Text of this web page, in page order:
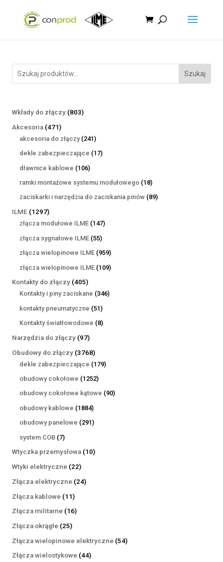
Szukaj
Wkłady do złączy 803803
Akcesoria 471471
produktów
akcesoria do złączy 241241
produktów
dekle zabezpieczające 1717
dławnice kablowe 106106
produktów
ramki montażowe systemu modułowego 1818
produktów
zaciskarki i narzędzia do zaciskania pinów 8989
ILME 12971297
produktów
złącza modułowe ILME 147147
złącza sygnałowe ILME 5555
produktów
złącza wielopinowe ILME 959959
produktów
złącza wielopinowe ILME 109109
Kontakty do złączy 405405
produktów
Kontakty i piny zaciskane 346346
kontakty pneumatyczne 5151
produktów
Kontakty światłowodowe 88
Narzędzia do złączy 9797
produktów
Obudowy do złączy 37683768
produktów
dekle zabezpieczające 179179
obudowy cokołowe 12521252
produkty
obudowy cokołowe kątowe 9090
obudowy kablowe 18841884
produkty
obudowy panelowe 291291
system COB 77
produktów
Wtyczka przemysłowa 1010
Wtyki elektryczne 2222
produkty
Złącza elektryczne 2424
Złącza kablowe 1111
produktów
Złącza militarne 1616
Złącza okrągłe 2525
produktów
Złącza wielopinowe elektryczne 5454
Złącza wielostykowe 4444